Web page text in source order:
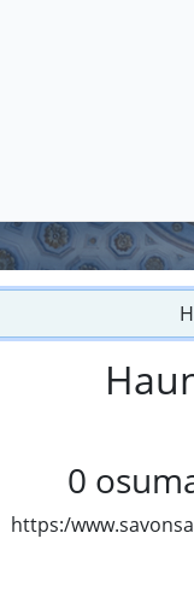
0
https:/